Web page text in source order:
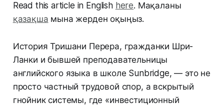
Read this article in English here. Мақаланы
қазақша мына жерден оқыңыз.
История Тришани Перера, гражданки Шри-
Ланки и бывшей преподавательницы
английского языка в школе Sunbridge, — это не
просто частный трудовой спор, а вскрытый
гнойник системы, где «инвестиционный